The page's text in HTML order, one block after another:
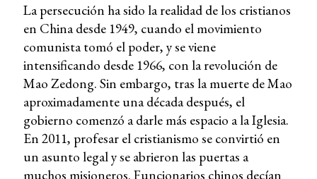
La persecución ha sido la realidad de los cristianos
en China desde 1949, cuando el movimiento
comunista tomó el poder, y se viene
intensificando desde 1966, con la revolución de
Mao Zedong. Sin embargo, tras la muerte de Mao
aproximadamente una década después, el
gobierno comenzó a darle más espacio a la Iglesia.
En 2011, profesar el cristianismo se convirtió en
un asunto legal y se abrieron las puertas a
muchos misioneros. Funcionarios chinos decían